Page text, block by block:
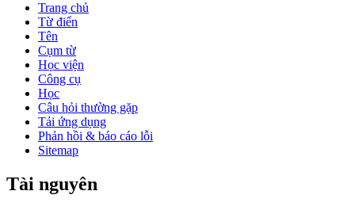
Trang chủ
Từ điển
Tên
Cụm từ
Học viện
Công cụ
Học
Câu hỏi thường gặp
Tải ứng dụng
Phản hồi & báo cáo lỗi
Sitemap
Tài nguyên